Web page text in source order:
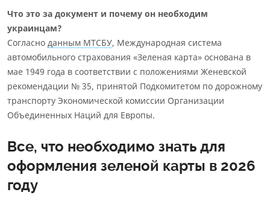
Что это за документ и почему он необходим
украинцам?
Согласно данным МТСБУ, Международная система
автомобильного страхования «Зеленая карта» основана в
мае 1949 года в соответствии с положениями Женевской
рекомендации № 35, принятой Подкомитетом по дорожному
транспорту Экономической комиссии Организации
Объединенных Наций для Европы.
Все, что необходимо знать для
оформления зеленой карты в 2026
году